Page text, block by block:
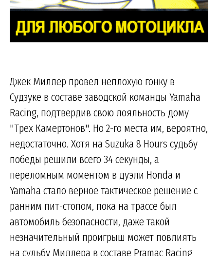
Джек Миллер провел неплохую гонку в
Судзуке в составе заводской команды Yamaha
Racing, подтвердив свою лояльность дому
"Трех Камертонов". Но 2-го места им, вероятно,
недостаточно. Хотя на Suzuka 8 Hours судьбу
победы решили всего 34 секунды, а
переломным моментом в дуэли Honda и
Yamaha стало верное тактическое решение с
ранним пит-стопом, пока на трассе был
автомобиль безопасности, даже такой
незначительный проигрыш может повлиять
на судьбу Миллера в составе Pramac Racing